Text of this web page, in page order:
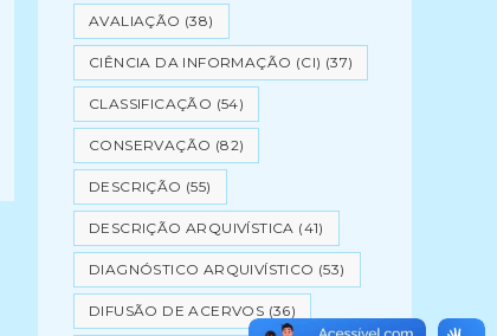
AVALIAÇÃO (38)
CIÊNCIA DA INFORMAÇÃO (CI) (37)
CLASSIFICAÇÃO (54)
CONSERVAÇÃO (82)
DESCRIÇÃO (55)
DESCRIÇÃO ARQUIVÍSTICA (41)
DIAGNÓSTICO ARQUIVÍSTICO (53)
DIFUSÃO DE ACERVOS (36)